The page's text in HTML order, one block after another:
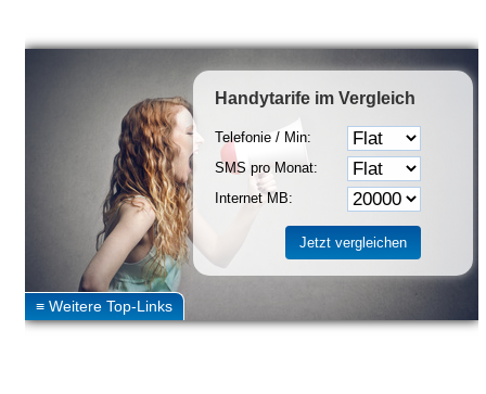
Handytarife im Vergleich
Telefonie / Min:
SMS pro Monat:
Internet MB: